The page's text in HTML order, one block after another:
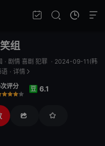
组
· 剧情 喜剧 犯罪 · 2024-09-11(韩
语 · 详情
评分
荐
豆 6.1